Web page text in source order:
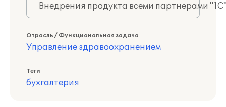
Внедрения продукта всеми партнерами
Отрасль / Функциональная задача
Управление здравоохранением
Теги
бухгалтерия